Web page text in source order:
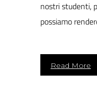
nostri studenti,
possiamo
Read More